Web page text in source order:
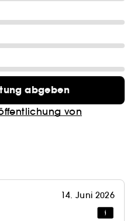
abgeben
von
14. Juni 2026